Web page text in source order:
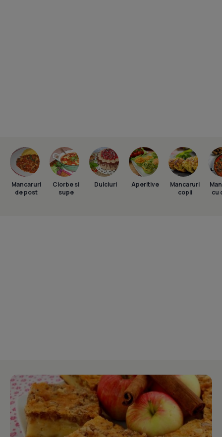
Mancaruri
de post
Ciorbe si
supe
Dulciuri Aperitive
Mancaruri
copii
cu